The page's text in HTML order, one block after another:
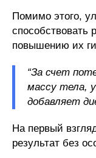
Помимо этого,
повышению их
“За счет
массу тела,
добавляет
На первый
результат без